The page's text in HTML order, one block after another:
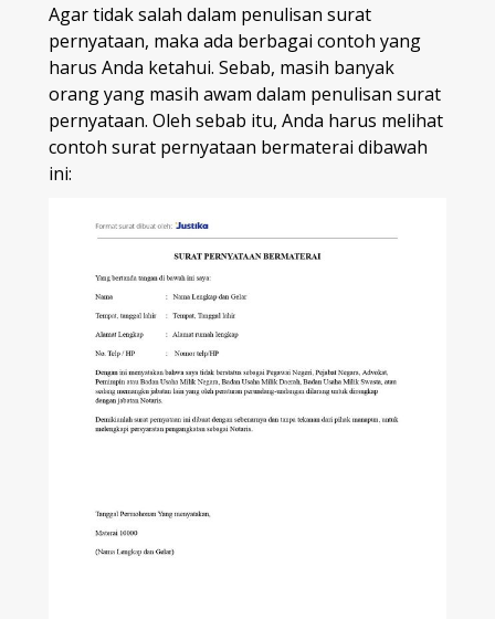
Agar tidak salah dalam penulisan surat
pernyataan, maka ada berbagai contoh yang
harus Anda ketahui. Sebab, masih banyak
orang yang masih awam dalam penulisan surat
pernyataan. Oleh sebab itu, Anda harus melihat
contoh surat pernyataan bermaterai dibawah
ini: